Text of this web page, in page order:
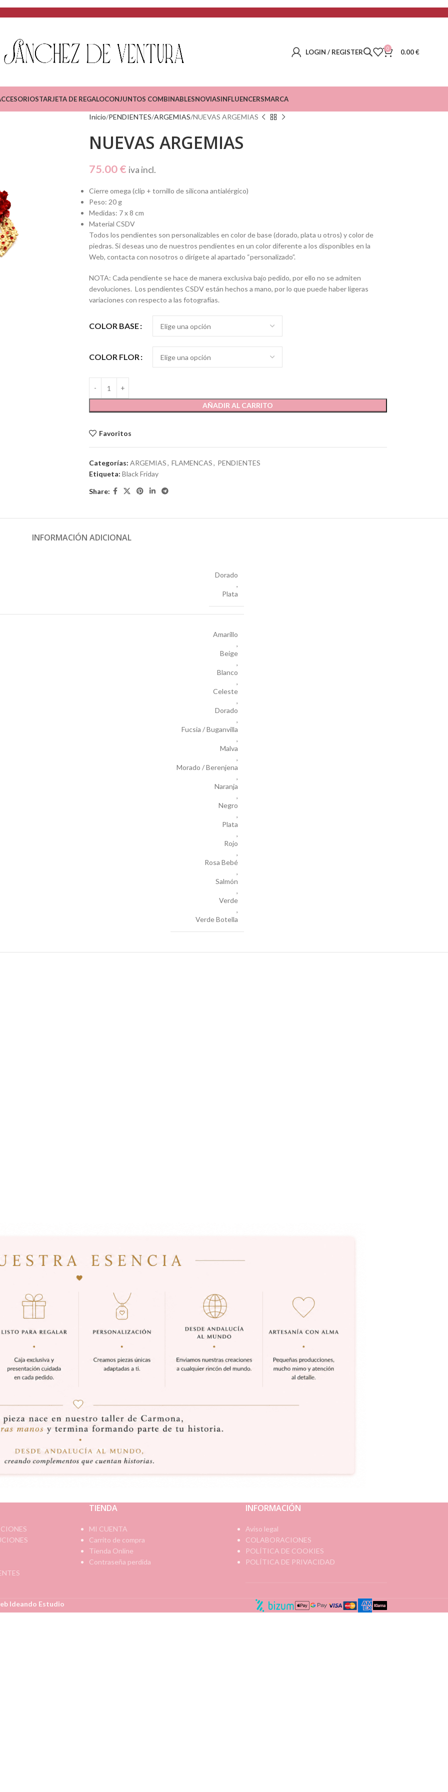
LOGIN / REGISTER 0 0.00€
TARJETA DE REGALOCONJUNTOS COMBINABLESNOVIASINFLUENCERSMARCA
Inicio PENDIENTES ARGEMIAS NUEVAS ARGEMIAS
NUEVAS ARGEMIAS
75.00€ iva incl.
Cierre omega (clip + tornillo de silicona antialérgico)
Peso: 20 g
Medidas: 7 x 8 cm
Material CSDV
Todos los pendientes son personalizables en color de base (dorado, plata u otros) y color de
piedras. Si deseas uno de nuestros pendientes en un color diferente a los disponibles en la
Web, contacta con nosotros o dirígete al apartado “personalizado”.
NOTA: Cada pendiente se hace de manera exclusiva bajo pedido, por ello no se admiten
devoluciones. Los pendientes CSDV están hechos a mano, por lo que puede haber ligeras
variaciones con respecto a las fotografías.
COLOR BASE
COLOR FLOR
AÑADIR AL CARRITO
Favoritos
Categorías: ARGEMIAS, FLAMENCAS, PENDIENTES
Etiqueta: Black Friday
Share:
INFORMACIÓN ADICIONAL
Dorado
,
Plata
Amarillo
,
Beige
,
Blanco
,
Celeste
,
Dorado
,
Fucsia / Buganvilla
,
Malva
,
Morado / Berenjena
,
Naranja
,
Negro
,
Plata
,
Rojo
,
Rosa Bebé
,
Salmón
,
Verde
,
Verde Botella
TIENDA
MI CUENTA
Carrito de compra
Tienda Online
Contraseña perdida
INFORMACIÓN
Aviso legal
COLABORACIONES
POLÍTICA DE COOKIES
POLÍTICA DE PRIVACIDAD
Ideando Estudio